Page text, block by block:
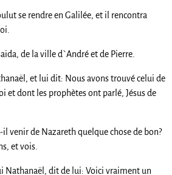
se rendre en Galilée, et il rencontra
de la ville d`André et de Pierre.
et lui dit: Nous avons trouvé celui de
et dont les prophètes ont parlé, Jésus de
venir de Nazareth quelque chose de bon?
et vois.
Nathanaël, dit de lui: Voici vraiment un